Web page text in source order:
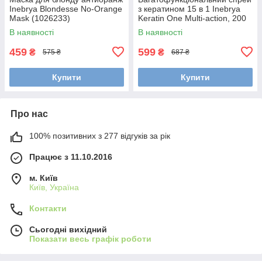
Inebrya Blondesse No-Orange
Mask (1026233)
В наявності
459 ₴ 575 ₴
Купити
з кератином 15 в 1 Inebrya
Keratin One Multi-action, 200
мл (1026315)
В наявності
599 ₴ 687 ₴
Купити
Про нас
100% позитивних з 277 відгуків за рік
Працює з 11.10.2016
м. Київ
Київ, Україна
Контакти
Сьогодні вихідний
Показати весь графік роботи